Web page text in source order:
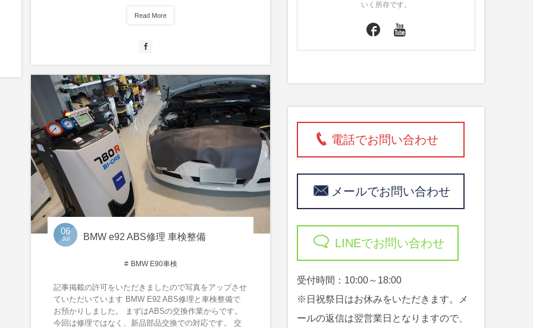
Read More
06
Jul BMW e92 ABS修理 車検整備
BMW E90車検
記事掲載の許可をいただきましたので写真をアップさせ
ていただいています BMW E92 ABS修理と車検整備で
お預かりしました。 まずはABSの交換作業からです。
今回は修理ではなく、新品部品交換での対応です。 交
いく所存です。
電話でお問い合わせ
メールでお問い合わせ
LINEでお問い合わせ
受付時間：10:00～18:00
※日祝祭日はお休みをいただきます。メ
ールの返信は翌営業日となりますので、